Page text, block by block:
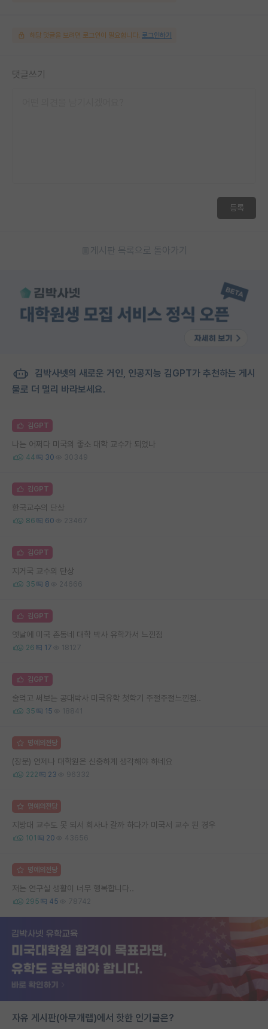
해당 댓글을 보려면 로그인이 필요합니다. 로그인하기
댓글쓰기
등록
게시판 목록으로 돌아가기
김박사넷의 새로운 거인, 인공지능 김GPT가 추천하는 게시
물로 더 멀리 바라보세요.
김GPT
나는 어쩌다 미국의 좋소 대학 교수가 되었나
44 30 30349
김GPT
한국교수의 단상
86 60 23467
김GPT
지거국 교수의 단상
35 8 24666
김GPT
옛날에 미국 촌동네 대학 박사 유학가서 느낀점
26 17 18127
김GPT
술먹고 써보는 공대박사 미국유학 첫학기 주절주절느낀점..
35 15 18841
명예의전당
(장문) 언제나 대학원은 신중하게 생각해야 하네요
222 23 96332
명예의전당
지방대 교수도 못 되서 회사나 갈까 하다가 미국서 교수 된 경우
101 20 43656
명예의전당
저는 연구실 생활이 너무 행복합니다..
295 45 78742
자유 게시판(아무개랩)에서 핫한 인기글은?